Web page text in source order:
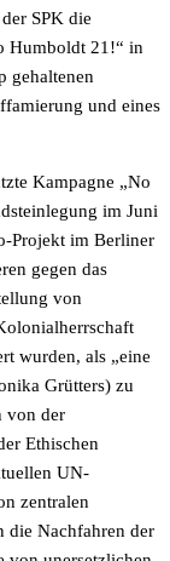
SPK die
Humboldt 21!“ in
gehaltenen
und eines
Kampagne „No
im Juni
Projekt im Berliner
gegen das
von
wurden, als „eine
Grütters) zu
von der
Ethischen
UN-
zentralen
die Nachfahren der